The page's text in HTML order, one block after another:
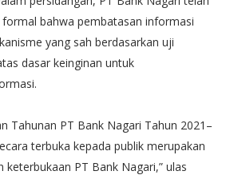
bahwa pembatasan informasi
yang sah berdasarkan uji
dasar keinginan untuk
Tahunan PT Bank Nagari Tahun 2021–
terbuka kepada publik merupakan
PT Bank Nagari,” ulas